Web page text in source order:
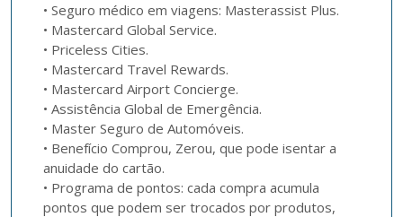
• Seguro médico em viagens: Masterassist Plus.
• Mastercard Global Service.
• Priceless Cities.
• Mastercard Travel Rewards.
• Mastercard Airport Concierge.
• Assistência Global de Emergência.
• Master Seguro de Automóveis.
• Benefício Comprou, Zerou, que pode isentar a
anuidade do cartão.
• Programa de pontos: cada compra acumula
pontos que podem ser trocados por produtos,